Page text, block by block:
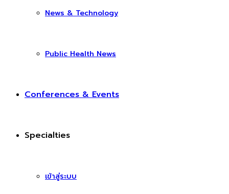
News & Technology
Public Health News
Conferences & Events
Specialties
เข้าสู่ระบบ